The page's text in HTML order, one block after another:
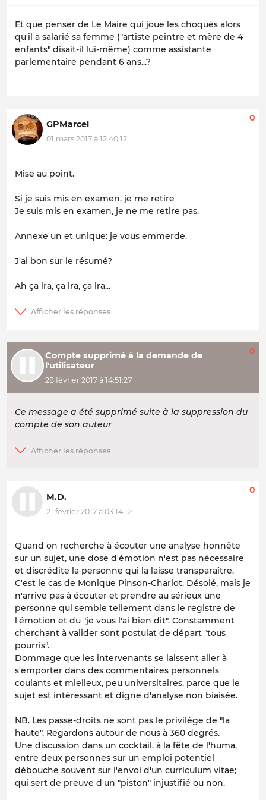
Et que penser de Le Maire qui joue les choqués alors
qu'il a salarié sa femme ("artiste peintre et mère de 4
enfants" disait-il lui-même) comme assistante
parlementaire pendant 6 ans...?
GPMarcel
01 mars 2017 à 12:40:12
0
Mise au point.
Si je suis mis en examen, je me retire
Je suis mis en examen, je ne me retire pas.
Annexe un et unique: je vous emmerde.
J'ai bon sur le résumé?
Ah ça ira, ça ira, ça ira...
Compte supprimé à la demande de
l'utilisateur
28 février 2017 à 14:51:27
0
Ce message a été supprimé suite à la suppression du
compte de son auteur
M.D.
21 février 2017 à 03:14:12
0
Quand on recherche à écouter une analyse honnête
sur un sujet, une dose d'émotion n'est pas nécessaire
et discrédite la personne qui la laisse transparaître.
C'est le cas de Monique Pinson-Charlot. Désolé, mais je
n'arrive pas à écouter et prendre au sérieux une
personne qui semble tellement dans le registre de
l'émotion et du "je vous l'ai bien dit". Constamment
cherchant à valider sont postulat de départ "tous
pourris".
Dommage que les intervenants se laissent aller à
s'emporter dans des commentaires personnels
coulants et mielleux, peu universitaires. parce que le
sujet est intéressant et digne d'analyse non biaisée.
NB. Les passe-droits ne sont pas le privilège de "la
haute". Regardons autour de nous à 360 degrés.
Une discussion dans un cocktail, à la fête de l'huma,
entre deux personnes sur un emploi potentiel
débouche souvent sur l'envoi d'un curriculum vitae;
qui sert de preuve d'un "piston" injustifié ou non.